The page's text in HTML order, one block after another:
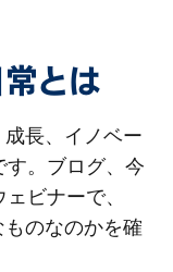
とは
長、イノベー
す。ブログ、今
ビナーで、
のなのかを確